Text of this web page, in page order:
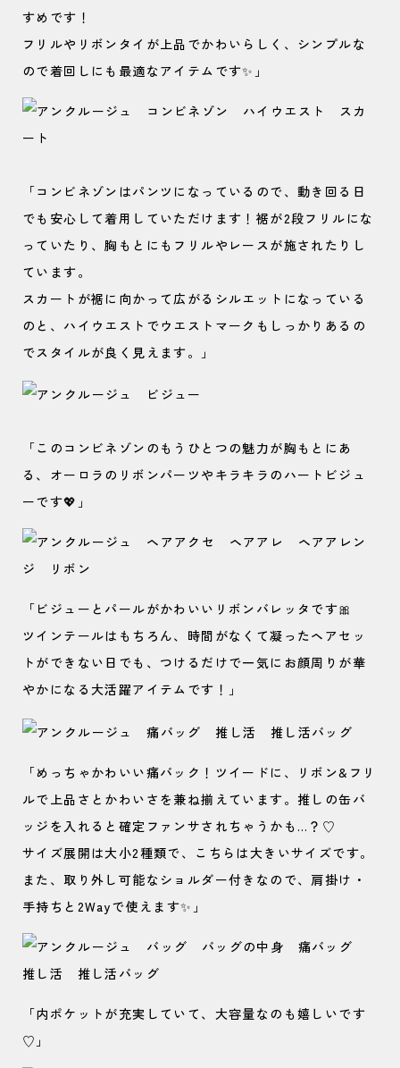
すめです！
フリルやリボンタイが上品でかわいらしく、シンプルな
ので着回しにも最適なアイテムです✨」
「コンビネゾンはパンツになっているので、動き回る日
でも安心して着用していただけます！裾が2段フリルにな
っていたり、胸もとにもフリルやレースが施されたりし
ています。
スカートが裾に向かって広がるシルエットになっている
のと、ハイウエストでウエストマークもしっかりあるの
でスタイルが良く見えます。」
「このコンビネゾンのもうひとつの魅力が胸もとにあ
る、オーロラのリボンパーツやキラキラのハートビジュ
ーです💖」
「ビジューとパールがかわいいリボンバレッタです🎀
ツインテールはもちろん、時間がなくて凝ったヘアセッ
トができない日でも、つけるだけで一気にお顔周りが華
やかになる大活躍アイテムです！」
「めっちゃかわいい痛バック！ツイードに、リボン&フリ
ルで上品さとかわいさを兼ね揃えています。推しの缶バ
ッジを入れると確定ファンサされちゃうかも…？♡
サイズ展開は大小2種類で、こちらは大きいサイズです。
また、取り外し可能なショルダー付きなので、肩掛け・
手持ちと2Wayで使えます✨」
「内ポケットが充実していて、大容量なのも嬉しいです
♡」